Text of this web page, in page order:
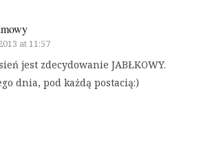
at 11:57
jest zdecydowanie JABŁKOWY.
dnia, pod każdą postacią:)